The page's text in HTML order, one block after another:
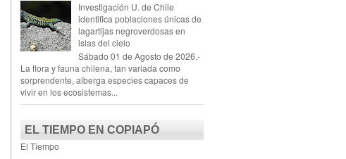
Investigación U. de Chile
identifica poblaciones únicas de
lagartijas negroverdosas en
islas del cielo
Sábado 01 de Agosto de 2026.-
La flora y fauna chilena, tan variada como
sorprendente, alberga especies capaces de
vivir en los ecosistemas...
EL TIEMPO EN COPIAPÓ
El Tiempo